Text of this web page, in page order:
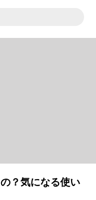
？気になる使い